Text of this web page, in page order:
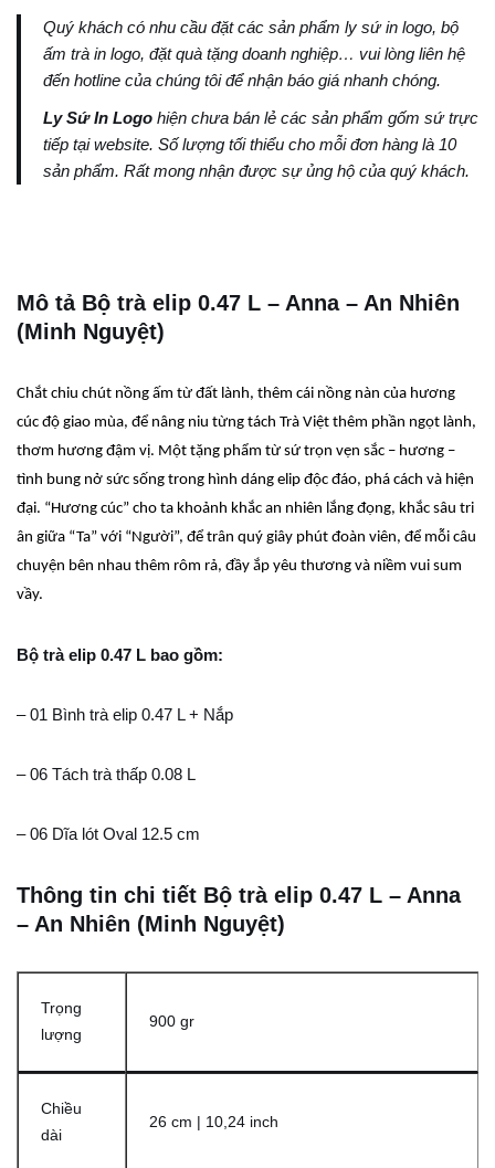
Quý khách có nhu cầu đặt các sản phẩm ly sứ in logo, bộ
ấm trà in logo, đặt quà tặng doanh nghiệp… vui lòng liên hệ
đến hotline của chúng tôi để nhận báo giá nhanh chóng.
Ly Sứ In Logo hiện chưa bán lẻ các sản phẩm gốm sứ trực
tiếp tại website. Số lượng tối thiểu cho mỗi đơn hàng là 10
sản phẩm. Rất mong nhận được sự ủng hộ của quý khách.
Mô tả Bộ trà elip 0.47 L – Anna – An Nhiên
(Minh Nguyệt)
Chắt chiu chút nồng ấm từ đất lành, thêm cái nồng nàn của hương
cúc độ giao mùa, để nâng niu từng tách Trà Việt thêm phần ngọt lành,
thơm hương đậm vị. Một tặng phẩm từ sứ trọn vẹn sắc – hương –
tình bung nở sức sống trong hình dáng elip độc đáo, phá cách và hiện
đại. “Hương cúc” cho ta khoảnh khắc an nhiên lắng đọng, khắc sâu tri
ân giữa “Ta” với “Người”, để trân quý giây phút đoàn viên, để mỗi câu
chuyện bên nhau thêm rôm rả, đầy ắp yêu thương và niềm vui sum
vầy.
Bộ trà elip 0.47 L bao gồm:
– 01 Bình trà elip 0.47 L + Nắp
– 06 Tách trà thấp 0.08 L
– 06 Dĩa lót Oval 12.5 cm
Thông tin chi tiết Bộ trà elip 0.47 L – Anna
– An Nhiên (Minh Nguyệt)
Trọng
lượng
900 gr
Chiều
dài
26 cm | 10,24 inch